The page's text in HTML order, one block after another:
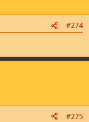
#274
#275